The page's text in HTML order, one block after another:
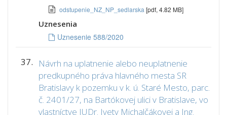
odstupenie_NZ_NP_sedlarska [pdf, 4.82 MB]
Uznesenia
Uznesenie 588/2020
37.
Návrh na uplatnenie alebo neuplatnenie
predkupného práva hlavného mesta SR
Bratislavy k pozemku v k. ú. Staré Mesto, parc.
č. 2401/27, na Bartókovej ulici v Bratislave, vo
vlastníctve JUDr. Ivety Michalčákovej a Ing.